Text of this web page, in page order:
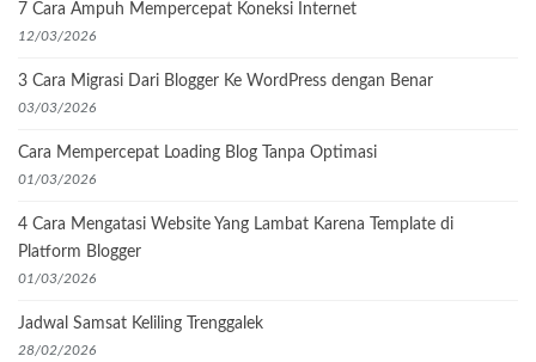
7 Cara Ampuh Mempercepat Koneksi Internet
12/03/2026
3 Cara Migrasi Dari Blogger Ke WordPress dengan Benar
03/03/2026
Cara Mempercepat Loading Blog Tanpa Optimasi
01/03/2026
4 Cara Mengatasi Website Yang Lambat Karena Template di
Platform Blogger
01/03/2026
Jadwal Samsat Keliling Trenggalek
28/02/2026